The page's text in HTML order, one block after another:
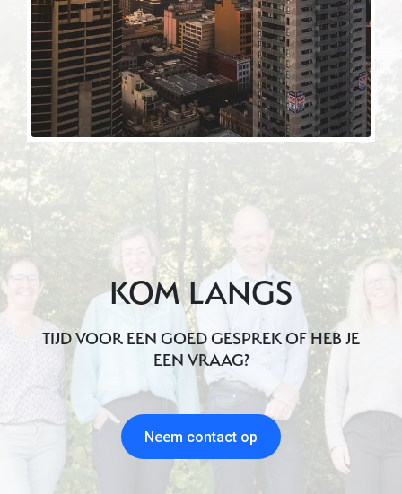
KOM LANGS
TIJD VOOR EEN GOED GESPREK OF HEB JE
EEN VRAAG?
Neem contact op